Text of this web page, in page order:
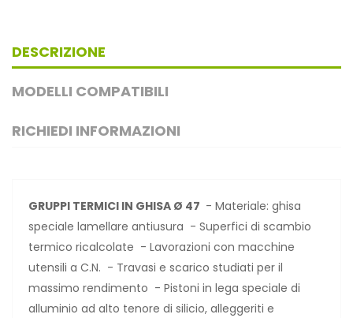
DESCRIZIONE
MODELLI COMPATIBILI
RICHIEDI INFORMAZIONI
GRUPPI TERMICI IN GHISA Ø 47 - Materiale: ghisa
speciale lamellare antiusura - Superfici di scambio
termico ricalcolate - Lavorazioni con macchine
utensili a C.N. - Travasi e scarico studiati per il
massimo rendimento - Pistoni in lega speciale di
alluminio ad alto tenore di silicio, alleggeriti e